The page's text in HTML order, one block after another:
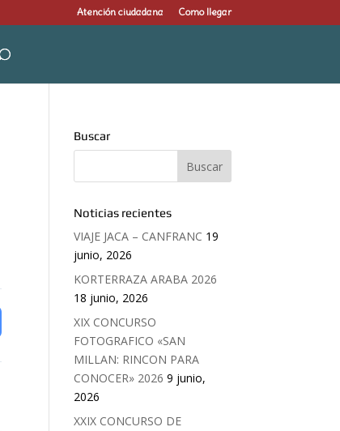
Atención ciudadana Como llegar
Buscar
Noticias recientes
VIAJE JACA – CANFRANC 19
junio, 2026
KORTERRAZA ARABA 2026
18 junio, 2026
XIX CONCURSO
FOTOGRAFICO «SAN
MILLAN: RINCON PARA
CONOCER» 2026 9 junio,
2026
XXIX CONCURSO DE